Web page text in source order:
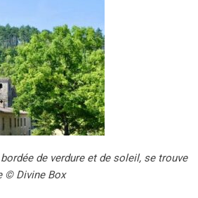
bordée de verdure et de soleil, se trouve
© Divine Box